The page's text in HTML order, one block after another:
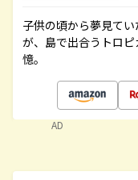
子供の頃から夢見て
が、島で出合うトロ
憶。
AD